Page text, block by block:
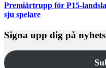
Premiärtrupp för P15-
sju spelare
Signa upp dig på